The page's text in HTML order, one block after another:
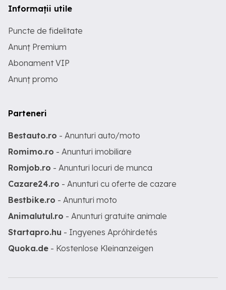
Informații utile
Puncte de fidelitate
Anunț Premium
Abonament VIP
Anunț promo
Parteneri
Bestauto.ro - Anunturi auto/moto
Romimo.ro - Anunturi imobiliare
Romjob.ro - Anunturi locuri de munca
Cazare24.ro - Anunturi cu oferte de cazare
Bestbike.ro - Anunturi moto
Animalutul.ro - Anunturi gratuite animale
Startapro.hu - Ingyenes Apróhirdetés
Quoka.de - Kostenlose Kleinanzeigen